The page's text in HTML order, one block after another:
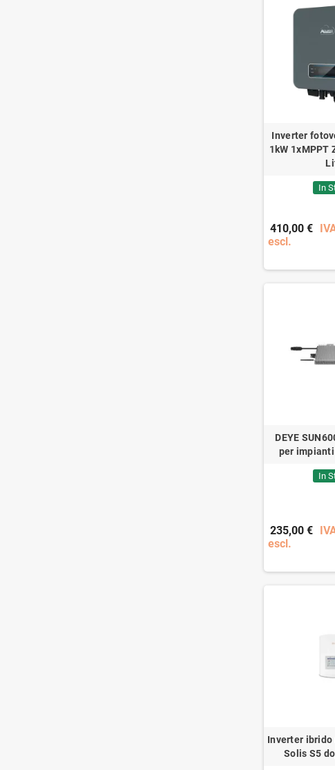
Inverter
1kW 1xMPPT
In
410,00 €
escl.
DEYE
per
In
235,00 €
escl.
Inverter ibrido
Solis S5